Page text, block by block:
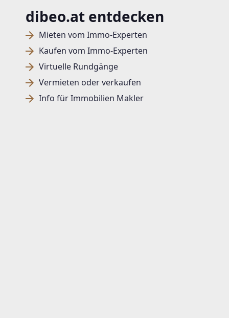
dibeo.at entdecken
Mieten vom Immo-Experten
Kaufen vom Immo-Experten
Virtuelle Rundgänge
Vermieten oder verkaufen
Info für Immobilien Makler